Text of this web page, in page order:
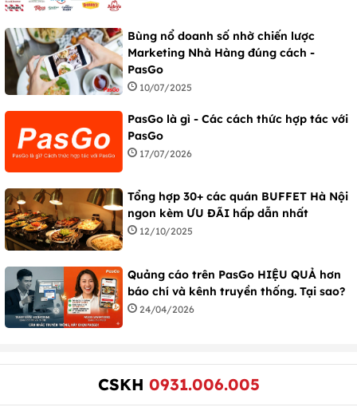
Bùng nổ doanh số nhờ chiến lược
Marketing Nhà Hàng đúng cách -
PasGo
10/07/2025
PasGo là gì - Các cách thức hợp tác với
PasGo
17/07/2026
Tổng hợp 30+ các quán BUFFET Hà Nội
ngon kèm ƯU ĐÃI hấp dẫn nhất
12/10/2025
Quảng cáo trên PasGo HIỆU QUẢ hơn
báo chí và kênh truyền thống. Tại sao?
24/04/2026
CSKH 0931.006.005